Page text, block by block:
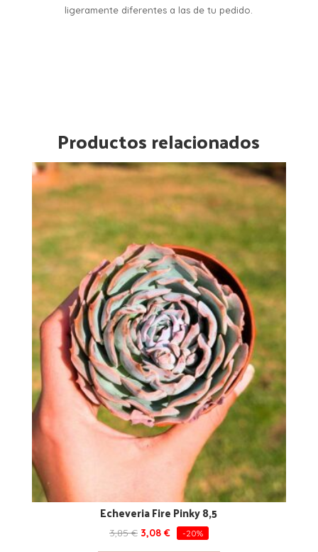
ligeramente diferentes a las de tu pedido.
Productos relacionados
Echeveria Fire Pinky 8,5
3,85€ 3,08 € -20%